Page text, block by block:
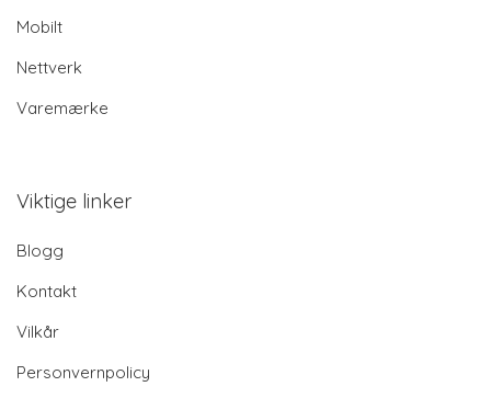
Mobilt
Nettverk
Varemærke
Viktige linker
Blogg
Kontakt
Vilkår
Personvernpolicy